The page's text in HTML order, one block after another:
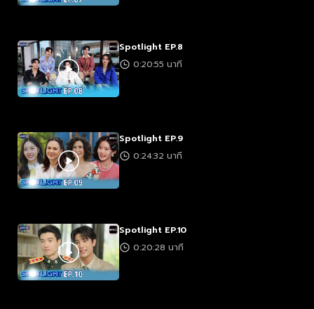
Spotlight EP.8
0:20:55 นาที
Spotlight EP.9
0:24:32 นาที
Spotlight EP.10
0:20:28 นาที